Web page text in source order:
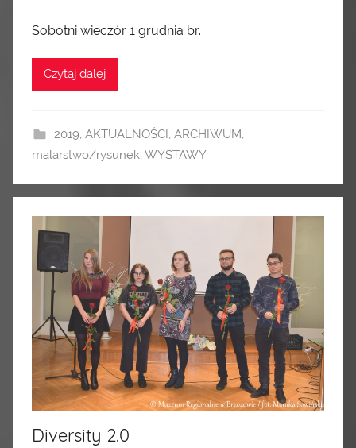
Sobotni wieczór 1 grudnia br.
Czytaj dalej
2019, AKTUALNOŚCI, ARCHIWUM,
malarstwo/rysunek, WYSTAWY
Diversity 2.0